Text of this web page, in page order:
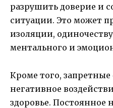
разрушить доверие и
ситуации. Это может
изоляции,
ментального и
Кроме того,
негативное
здоровье. Постоянное